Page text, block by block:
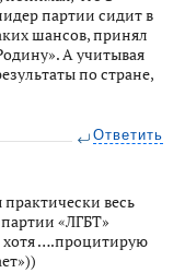
партии сидит в
шансов, принял
А учитывая
по стране,
Ответить
весь
«ЛГБТ»
….процитирую